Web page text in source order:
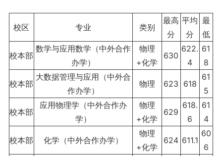
校区 专业 类别
最高
分
平均
分
最
低
校本部
数学与应用数学（中外合作
办学）
物理
+化学
630
622.
4
61
8
校本部
大数据管理与应用（中外合
作办学）
物理 623 618
61
5
校本部
应用物理学（中外合作办
学）
物理
+化学
629
618.
6
61
4
校本部 化学（中外合作办学）
物理
+化学
624 611.1
60
6